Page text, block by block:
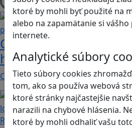
ktoré by mohli byť použité na
alebo na zapamätanie si
internete.
Analytické súbory
Tieto súbory cookies
tom, ako sa používa webová
ktoré stránky najčastejšie
narazili na chybové hlásenia.
ktoré by mohli odhaliť vašu
Načítam blogy
Construct 2 umožní
hry bez znalosti
Chceli by ste vaše deti oboznámiť
Recenzie